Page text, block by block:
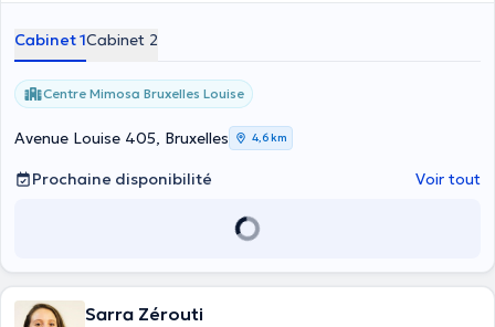
Cabinet 1Cabinet 2
Centre Mimosa Bruxelles Louise
Avenue Louise 405, Bruxelles 4,6 km
Prochaine disponibilité Voir tout
Sarra Zérouti